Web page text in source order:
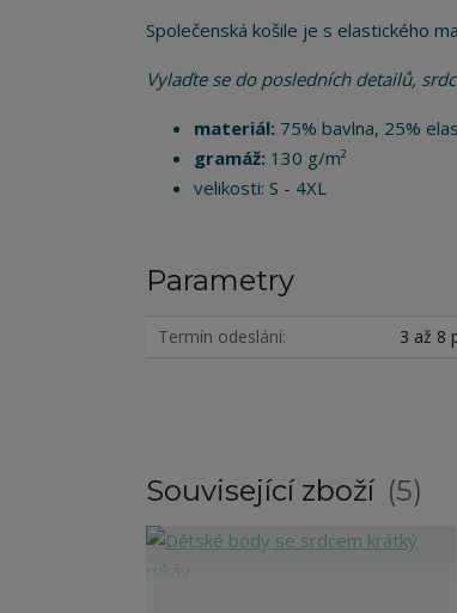
Společenská košile je s elastického
Vylaďte se do posledních detailů,
materiál: 75% bavlna, 25%
gramáž: 130 g/m²
velikosti: S - 4XL
Parametry
Termín odeslání 3 až 8
Související zboží 5